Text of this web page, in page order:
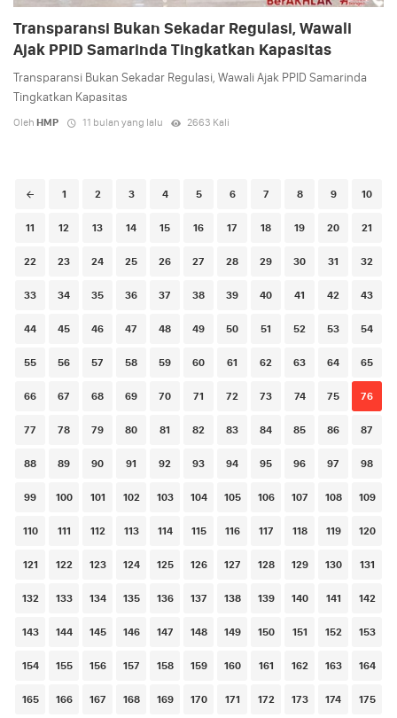
Transparansi Bukan Sekadar Regulasi, Wawali
Ajak PPID Samarinda Tingkatkan Kapasitas
Transparansi Bukan Sekadar Regulasi, Wawali Ajak PPID Samarinda
Tingkatkan Kapasitas
Oleh HMP 11 bulan yang lalu 2663 Kali
Posts
1 2 3 4 5 6 7 8 9 10
11 12 13 14 15 16 17 18 19 20 21
22 23 24 25 26 27 28 29 30 31 32
33 34 35 36 37 38 39 40 41 42 43
44 45 46 47 48 49 50 51 52 53 54
55 56 57 58 59 60 61 62 63 64 65
66 67 68 69 70 71 72 73 74 75 76
77 78 79 80 81 82 83 84 85 86 87
88 89 90 91 92 93 94 95 96 97 98
99 100 101 102 103 104 105 106 107 108 109
110 111 112 113 114 115 116 117 118 119 120
121 122 123 124 125 126 127 128 129 130 131
132 133 134 135 136 137 138 139 140 141 142
143 144 145 146 147 148 149 150 151 152 153
154 155 156 157 158 159 160 161 162 163 164
165 166 167 168 169 170 171 172 173 174 175